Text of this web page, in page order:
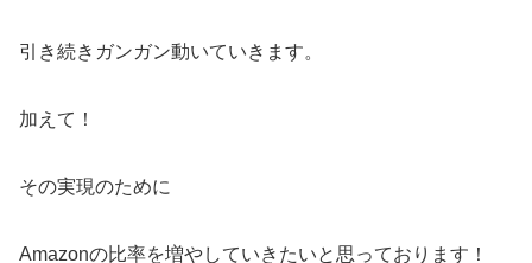
引き続きガンガン動いていきます。
加えて！
その実現のために
Amazonの比率を増やしていきたいと思っております！